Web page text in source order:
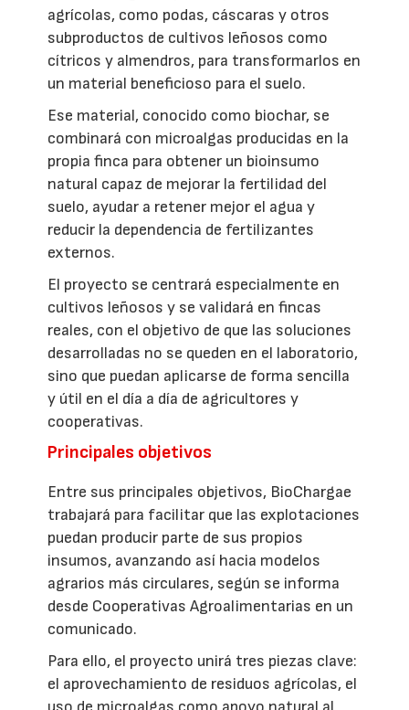
agrícolas, como podas, cáscaras y otros
subproductos de cultivos leñosos como
cítricos y almendros, para transformarlos en
un material beneficioso para el suelo.
Ese material, conocido como biochar, se
combinará con microalgas producidas en la
propia finca para obtener un bioinsumo
natural capaz de mejorar la fertilidad del
suelo, ayudar a retener mejor el agua y
reducir la dependencia de fertilizantes
externos.
El proyecto se centrará especialmente en
cultivos leñosos y se validará en fincas
reales, con el objetivo de que las soluciones
desarrolladas no se queden en el laboratorio,
sino que puedan aplicarse de forma sencilla
y útil en el día a día de agricultores y
cooperativas.
Principales objetivos
Entre sus principales objetivos, BioChargae
trabajará para facilitar que las explotaciones
puedan producir parte de sus propios
insumos, avanzando así hacia modelos
agrarios más circulares, según se informa
desde Cooperativas Agroalimentarias en un
comunicado.
Para ello, el proyecto unirá tres piezas clave:
el aprovechamiento de residuos agrícolas, el